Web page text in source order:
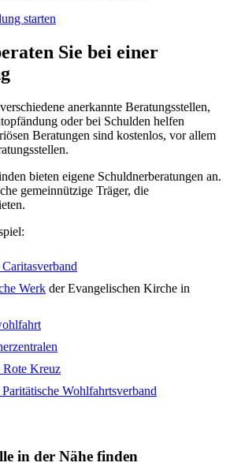
starten
Sie bei einer
anerkannte Beratungsstellen,
oder bei Schulden helfen
Beratungen sind kostenlos, vor allem
bieten eigene Schuldnerberatungen an.
gemeinnützige Träger, die
Werk der Evangelischen Kirche in
Rote Kreuz
Wohlfahrtsverband
in der Nähe finden